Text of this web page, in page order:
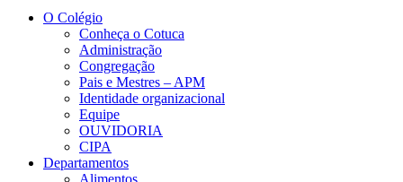
O Colégio
Conheça o Cotuca
Administração
Congregação
Pais e Mestres – APM
Identidade organizacional
Equipe
OUVIDORIA
CIPA
Departamentos
Alimentos